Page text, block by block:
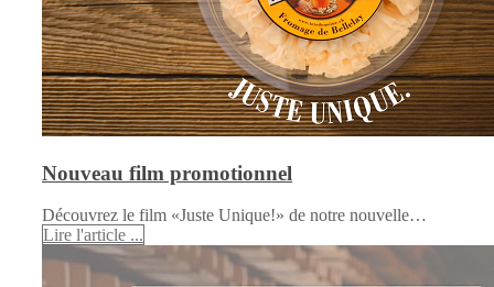
Nouveau film promotionnel
Découvrez le film «Juste Unique!» de notre nouvelle…
Lire l'article ...